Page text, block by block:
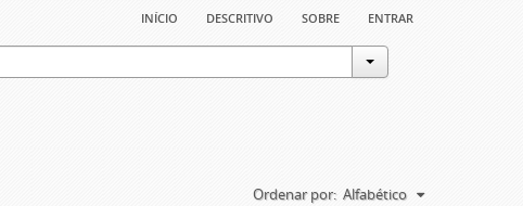
início descritivo sobre entrar
Ordenar por: Alfabético